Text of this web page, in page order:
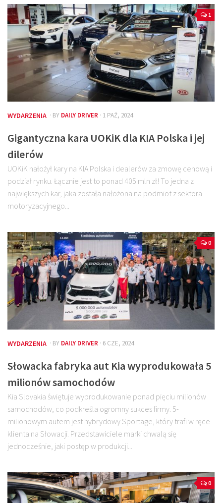
1
WYDARZENIA · BY DAILY DRIVER · 1 PAŹ, 2024
Gigantyczna kara UOKiK dla KIA Polska i jej
dilerów
UOKiK nałożył kary na KIA Polska i dealerów za zmowę cenową i
podział rynku. Łącznie jest to ponad 405 mln zł! To jedna z
największych kar, jaka została nałożona na podmiot z sektora
motoryzacyjnego...
0
WYDARZENIA · BY DAILY DRIVER · 6 CZE, 2024
Słowacka fabryka aut Kia wyprodukowała 5
milionów samochodów
Kia Slovakia świętuje wyprodukowanie ponad pięciu milionów
samochodów, co podkreśla ogromny sukces firmy. 5-
milionowym autem jest hybrydowy Sportage, który trafi w ręce
klienta na Słowacji. Przedstawiciele marki chwalą się
jednocześnie, jaki postęp w produkcji...
0